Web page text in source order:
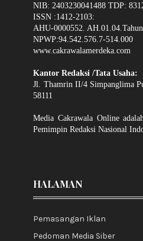
NIB: 2403230041488 TDP:
ISSN :1412-2103:
AHU-0000552.
NPWP:94.542.576.7-514.000
www.cakrawalamerdeka.com
Kantor Redaksi /Tata Usaha:
Jl. Thamrin II/4 Simpanglima
58111
Media Cakrawala Online
Pemimpin Redaksi Nasional
HALAMAN
Pemasangan Iklan
Pedoman Media Siber